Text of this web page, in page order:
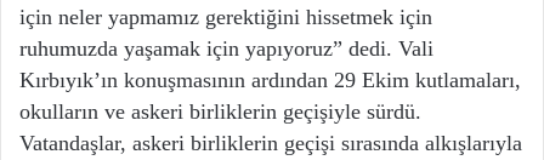
için neler yapmamız gerektiğini hissetmek için
ruhumuzda yaşamak için yapıyoruz” dedi. Vali
Kırbıyık’ın konuşmasının ardından 29 Ekim kutlamaları,
okulların ve askeri birliklerin geçişiyle sürdü.
Vatandaşlar, askeri birliklerin geçişi sırasında alkışlarıyla